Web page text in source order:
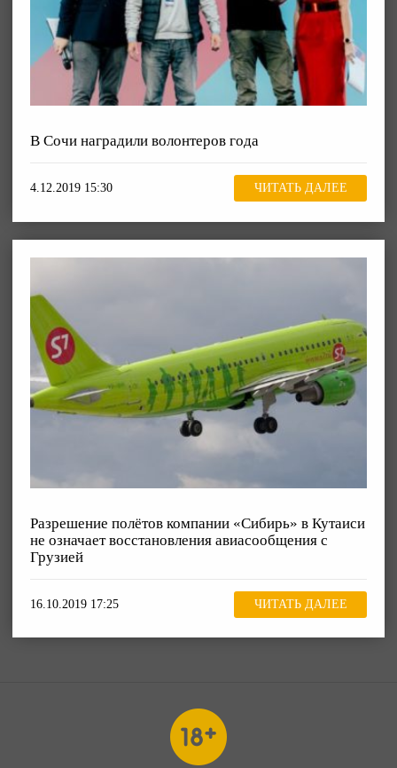
В Сочи наградили волонтеров года
4.12.2019 15:30 ЧИТАТЬ ДАЛЕЕ
Разрешение полётов компании «Сибирь» в Кутаиси
не означает восстановления авиасообщения с
Грузией
16.10.2019 17:25 ЧИТАТЬ ДАЛЕЕ